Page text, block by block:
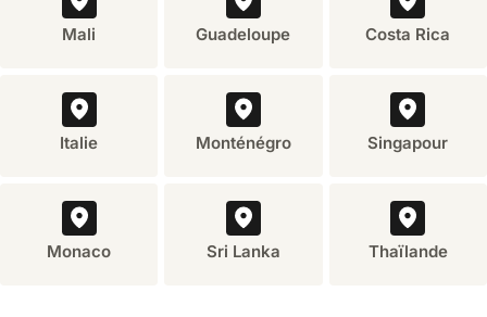
Mali Guadeloupe Costa Rica
Italie Monténégro Singapour
Monaco Sri Lanka Thaïlande